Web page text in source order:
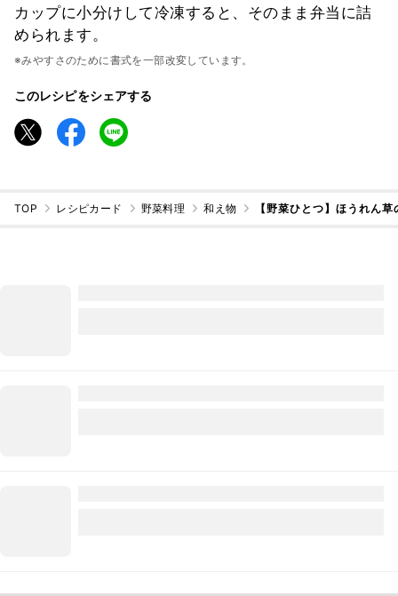
カップに小分けして冷凍すると、そのまま弁当に詰
められます。
※みやすさのために書式を一部改変しています。
このレシピをシェアする
TOP レシピカード 野菜料理 和え物 【野菜ひとつ】ほうれん